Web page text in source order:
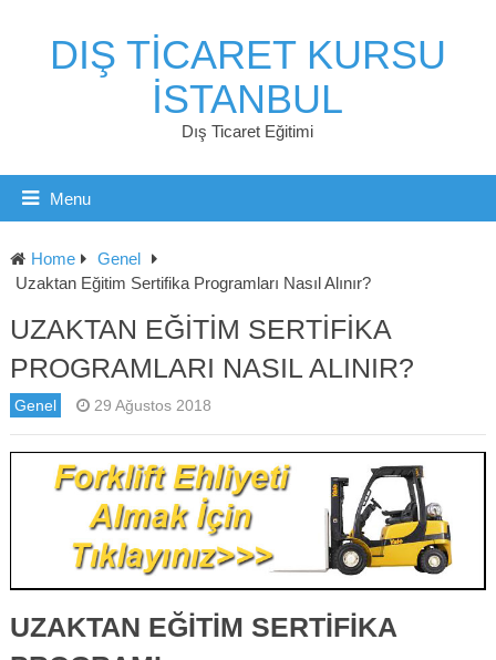
DIŞ TICARET KURSU
İSTANBUL
Dış Ticaret Eğitimi
Menu
Home
Genel
Uzaktan Eğitim Sertifika Programları Nasıl Alınır?
UZAKTAN EĞITIM SERTIFIKA
PROGRAMLARI NASIL ALINIR?
Genel 29 Ağustos 2018
UZAKTAN EĞITIM SERTIFIKA